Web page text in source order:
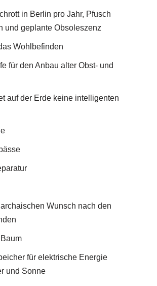
in Berlin pro Jahr, Pfusch
und geplante Obsoleszenz
Wohlbefinden
für den Anbau alter Obst- und
auf der Erde keine intelligenten
Wunsch nach den
für elektrische Energie
und Sonne